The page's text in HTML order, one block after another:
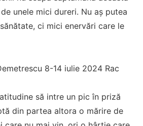
unele mici dureri. Nu aș putea
ci mici enervări care le
8-14 iulie 2024 Rac
să intre un pic în priză
din partea altora o mărire de